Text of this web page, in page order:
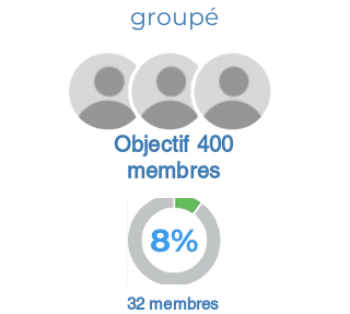
groupé
Objectif 400
membres
8%
32 membres